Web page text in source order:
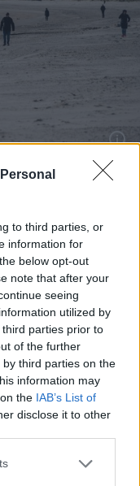
to third parties, or
information for
below opt-out
note that after your
seeing
utilized by
parties prior to
of the further
third parties on the
information may
the IAB’s List of
disclose it to other
spottet helt
på stranden vil
spærre øjnene
mødte ved